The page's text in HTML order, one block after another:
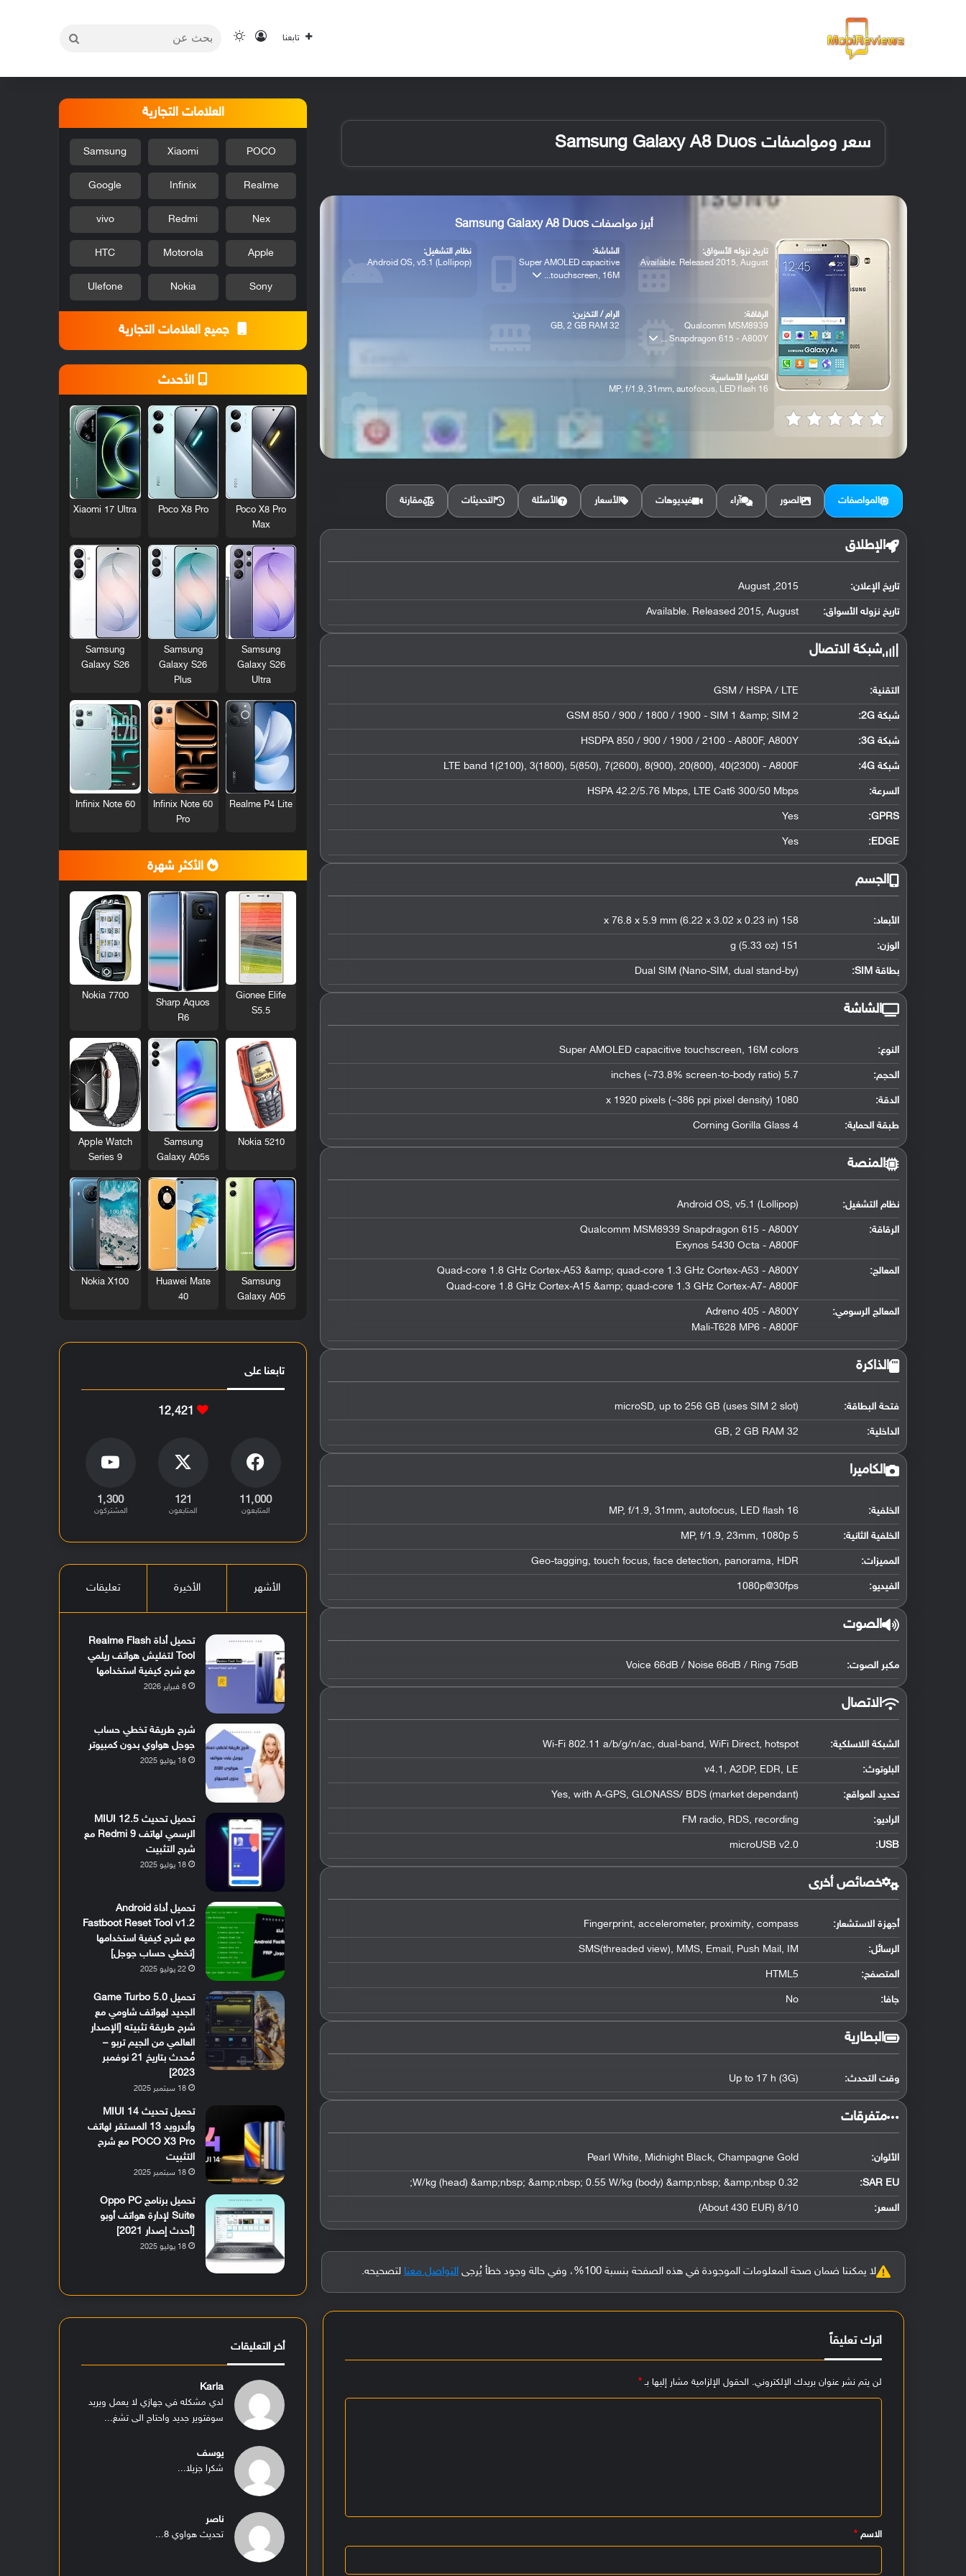
تابعنا تسجيل الدخول
الوضع المظلم
سعر ومواصفات Samsung Galaxy A8 Duos
أبرز مواصفات Samsung Galaxy A8 Duos
تاريخ نزوله الأسواق:
Available. Released 2015, August
الشاشة:
Super AMOLED capacitive
touchscreen, 16M...
نظام التشغيل:
Android OS, v5.1 (Lollipop)
الرقاقة:
Qualcomm MSM8939
Snapdragon 615 - A800Y ...
الرام / التخزين:
32 GB, 2 GB RAM
الكاميرا الأساسية:
16 MP, f/1.9, 31mm, autofocus, LED flash
المواصفات الصور آراء فيديوهات الأسعار الأسئلة التحديثات مقارنة
الإطلاق
تاريخ الإعلان: 2015, August
تاريخ نزوله الأسواق: Available. Released 2015, August
شبكة الاتصال
التقنية: GSM / HSPA / LTE
شبكة 2G: GSM 850 / 900 / 1800 / 1900 - SIM 1 &amp; SIM 2
شبكة 3G :
HSDPA 850 / 900 / 1900 / 2100 - A800F, A800Y
شبكة 4G :
LTE band 1(2100), 3(1800), 5(850), 7(2600), 8(900), 20(800), 40(2300) - A800F
السرعة: HSPA 42.2/5.76 Mbps, LTE Cat6 300/50 Mbps
GPRS:
Yes
EDGE:
Yes
الجسم
الأبعاد: 158 x 76.8 x 5.9 mm (6.22 x 3.02 x 0.23 in)
الوزن: 151 g (5.33 oz)
بطاقة SIM: Dual SIM (Nano-SIM, dual stand-by)
الشاشة
النوع: Super AMOLED capacitive touchscreen, 16M colors
الحجم: 5.7 inches (~73.8% screen-to-body ratio)
الدقة: 1080 x 1920 pixels (~386 ppi pixel density)
طبقة الحماية: Corning Gorilla Glass 4
المنصة
نظام التشغيل:
Android OS, v5.1 (Lollipop)
الرقاقة:
Qualcomm MSM8939 Snapdragon 615 - A800Y
Exynos 5430 Octa - A800F
المعالج:
Quad-core 1.8 GHz Cortex-A53 &amp; quad-core 1.3 GHz Cortex-A53 - A800Y
Quad-core 1.8 GHz Cortex-A15 &amp; quad-core 1.3 GHz Cortex-A7- A800F
المعالج الرسومي:
Adreno 405 - A800Y
Mali-T628 MP6 - A800F
الذاكرة
فتحة البطاقة: microSD, up to 256 GB (uses SIM 2 slot)
الداخلية: 32 GB, 2 GB RAM
الكاميرا
الخلفية: 16 MP, f/1.9, 31mm, autofocus, LED flash
الخلفية الثانية: 5 MP, f/1.9, 23mm, 1080p
المميزات: Geo-tagging, touch focus, face detection, panorama, HDR
الفيديو: 1080p@30fps
الصوت
مكبر الصوت: Voice 66dB / Noise 66dB / Ring 75dB
الاتصال
الشبكة اللاسلكية: Wi-Fi 802.11 a/b/g/n/ac, dual-band, WiFi Direct, hotspot
البلوتوث:
v4.1, A2DP, EDR, LE
تحديد المواقع:
Yes, with A-GPS, GLONASS/ BDS (market dependant)
الراديو: FM radio, RDS, recording
USB
:
microUSB v2.0
خصائص أخرى
أجهزة الاستشعار: Fingerprint, accelerometer, proximity, compass
الرسائل: SMS(threaded view), MMS, Email, Push Mail, IM
المتصفح: HTML5
جافا: No
البطارية
وقت التحدث: Up to 17 h (3G)
‏متفرقات‏
الألوان: Pearl White, Midnight Black, Champagne Gold
SAR EU:
0.32 W/kg (head) &amp;nbsp; &amp;nbsp; 0.55 W/kg (body) &amp;nbsp; &amp;nbsp;
السعر: 8/10 (About 430 EUR)
لا يمكننا ضمان صحة المعلومات الموجودة في هذه الصفحة بنسبة 100%، وفي حالة وجود خطأ يُرجى التواصل معنا لتصحيحه.
اترك تعليقاً
لن يتم نشر عنوان بريدك الإلكتروني. الحقول الإلزامية مشار إليها بـ*
الاسم*
العلامات التجارية
POCO
Xiaomi
Samsung
Realme
Infinix
Google
Nex
Redmi
vivo
Apple
Motorola
HTC
Sony
Nokia
Ulefone
جميع العلامات التجارية
الأحدث
Poco X8 Pro
Max
Poco X8 Pro
Xiaomi 17 Ultra
Samsung
Galaxy S26
Ultra
Samsung
Galaxy S26
Plus
Samsung
Galaxy S26
Realme P4 Lite
Infinix Note 60
Pro
Infinix Note 60
الأكثر شهرة
Gionee Elife
S5.5
Sharp Aquos
R6
Nokia 7700
Nokia 5210
Samsung
Galaxy A05s
Apple Watch
Series 9
Samsung
Galaxy A05
Huawei Mate
40
Nokia X100
تابعنا على
12٬421
11٬000
المتابعون
121
المتابعون
1٬300
المشتركون
الأشهر الأخيرة تعليقات
تحميل أداة Realme Flash
Tool لتفليش هواتف ريلمي
مع شرح كيفية استخدامها
8 فبراير 2026
شرح طريقة تخطي حساب
جوجل هواوي بدون كمبيوتر
18 يوليو 2025
تحميل تحديث MIUI 12.5
الرسمي لهاتف Redmi 9 مع
شرح التثبيت
18 يوليو 2025
تحميل أداة Android
Fastboot Reset Tool v1.2
مع شرح كيفية استخدامها
[تخطي حساب جوجل]
22 يوليو 2025
تحميل Game Turbo 5.0
الجديد لهواتف شاومي مع
شرح طريقة تثبيته [الإصدار
العالمي من الجيم تربو –
مُحدث بتاريخ 21 نوفمبر
2023]
18 سبتمبر 2025
تحميل تحديث MIUI 14
وأندرويد 13 المستقر لهاتف
POCO X3 Pro مع شرح
التثبيت
18 سبتمبر 2025
تحميل برنامج Oppo PC
Suite لإدارة هواتف أوبو
[أحدث إصدار 2021]
18 يوليو 2025
أخر التعليقات
Karla
لدي مشكله في جهازي لا يعمل ويريد
سوفتوير جديد واحتاج الى تشغ...
يوسف
شكرا جزيلا...
ناصر
تحديث هواوي 8...